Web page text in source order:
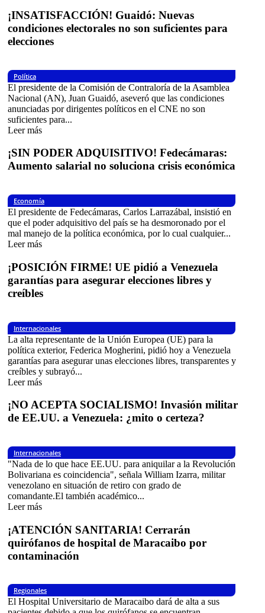
¡INSATISFACCIÓN! Guaidó: Nuevas
condiciones electorales no son suficientes para
elecciones
Política
El presidente de la Comisión de Contraloría de la Asamblea
Nacional (AN), Juan Guaidó, aseveró que las condiciones
anunciadas por dirigentes políticos en el CNE no son
suficientes para...
Leer más
¡SIN PODER ADQUISITIVO! Fedecámaras:
Aumento salarial no soluciona crisis económica
Economía
El presidente de Fedecámaras, Carlos Larrazábal, insistió en
que el poder adquisitivo del país se ha desmoronado por el
mal manejo de la política económica, por lo cual cualquier...
Leer más
¡POSICIÓN FIRME! UE pidió a Venezuela
garantías para asegurar elecciones libres y
creíbles
Internacionales
La alta representante de la Unión Europea (UE) para la
política exterior, Federica Mogherini, pidió hoy a Venezuela
garantías para asegurar unas elecciones libres, transparentes y
creíbles y subrayó...
Leer más
¡NO ACEPTA SOCIALISMO! Invasión militar
de EE.UU. a Venezuela: ¿mito o certeza?
Internacionales
"Nada de lo que hace EE.UU. para aniquilar a la Revolución
Bolivariana es coincidencia", señala William Izarra, militar
venezolano en situación de retiro con grado de
comandante.El también académico...
Leer más
¡ATENCIÓN SANITARIA! Cerrarán
quirófanos de hospital de Maracaibo por
contaminación
Regionales
El Hospital Universitario de Maracaibo dará de alta a sus